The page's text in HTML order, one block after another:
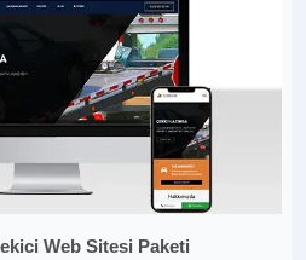
Web Sitesi Paketi